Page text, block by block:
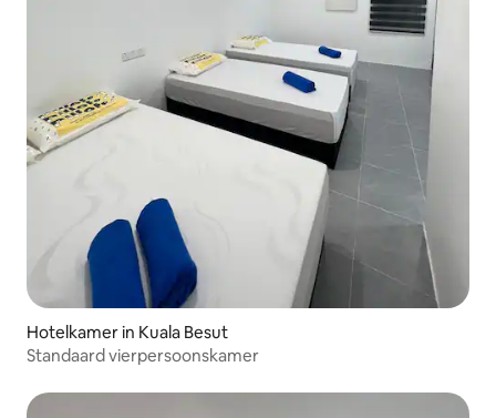
Hotelkamer in Kuala Besut
Standaard vierpersoonskamer